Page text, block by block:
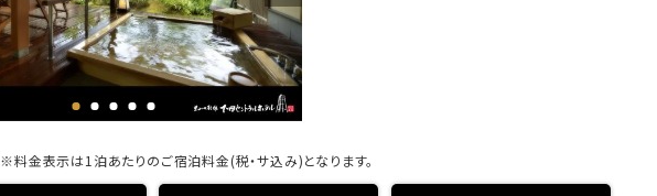
※料金表示は1泊あたりのご宿泊料金(税・サ込み)となります。